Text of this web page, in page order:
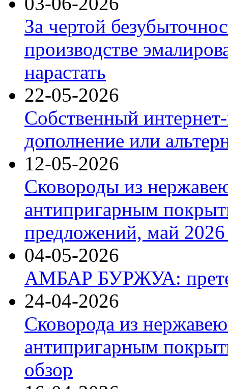
За чертой
производстве
нарастать
22-05-2026
Собственный
дополнение или
12-05-2026
Сковороды из
антипригарным
предложений, май 2026
04-05-2026
АМБАР БУРЖУА:
24-04-2026
Сковорода из
антипригарным
обзор